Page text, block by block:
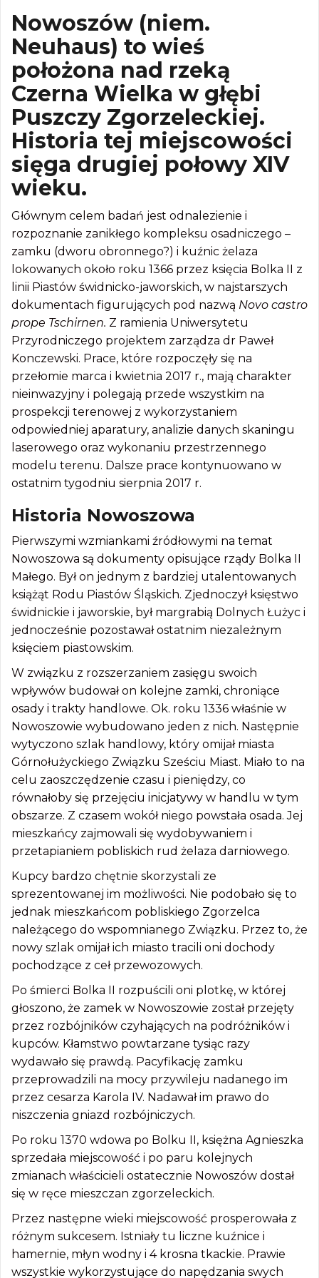
Nowoszów (niem.
Neuhaus) to wieś
położona nad rzeką
Czerna Wielka w głębi
Puszczy Zgorzeleckiej.
Historia tej miejscowości
sięga drugiej połowy XIV
wieku.
Głównym celem badań jest odnalezienie i
rozpoznanie zanikłego kompleksu osadniczego –
zamku (dworu obronnego?) i kuźnic żelaza
lokowanych około roku 1366 przez księcia Bolka II z
linii Piastów świdnicko-jaworskich, w najstarszych
dokumentach figurujących pod nazwą Novo castro
prope Tschirnen. Z ramienia Uniwersytetu
Przyrodniczego projektem zarządza dr Paweł
Konczewski. Prace, które rozpoczęły się na
przełomie marca i kwietnia 2017 r., mają charakter
nieinwazyjny i polegają przede wszystkim na
prospekcji terenowej z wykorzystaniem
odpowiedniej aparatury, analizie danych skaningu
laserowego oraz wykonaniu przestrzennego
modelu terenu. Dalsze prace kontynuowano w
ostatnim tygodniu sierpnia 2017 r.
Historia Nowoszowa
Pierwszymi wzmiankami źródłowymi na temat
Nowoszowa są dokumenty opisujące rządy Bolka II
Małego. Był on jednym z bardziej utalentowanych
książąt Rodu Piastów Śląskich. Zjednoczył księstwo
świdnickie i jaworskie, był margrabią Dolnych Łużyc i
jednocześnie pozostawał ostatnim niezależnym
księciem piastowskim.
W związku z rozszerzaniem zasięgu swoich
wpływów budował on kolejne zamki, chroniące
osady i trakty handlowe. Ok. roku 1336 właśnie w
Nowoszowie wybudowano jeden z nich. Następnie
wytyczono szlak handlowy, który omijał miasta
Górnołużyckiego Związku Sześciu Miast. Miało to na
celu zaoszczędzenie czasu i pieniędzy, co
równałoby się przejęciu inicjatywy w handlu w tym
obszarze. Z czasem wokół niego powstała osada. Jej
mieszkańcy zajmowali się wydobywaniem i
przetapianiem pobliskich rud żelaza darniowego.
Kupcy bardzo chętnie skorzystali ze
sprezentowanej im możliwości. Nie podobało się to
jednak mieszkańcom pobliskiego Zgorzelca
należącego do wspomnianego Związku. Przez to, że
nowy szlak omijał ich miasto tracili oni dochody
pochodzące z ceł przewozowych.
Po śmierci Bolka II rozpuścili oni plotkę, w której
głoszono, że zamek w Nowoszowie został przejęty
przez rozbójników czyhających na podróżników i
kupców. Kłamstwo powtarzane tysiąc razy
wydawało się prawdą. Pacyfikację zamku
przeprowadzili na mocy przywileju nadanego im
przez cesarza Karola IV. Nadawał im prawo do
niszczenia gniazd rozbójniczych.
Po roku 1370 wdowa po Bolku II, księżna Agnieszka
sprzedała miejscowość i po paru kolejnych
zmianach właścicieli ostatecznie Nowoszów dostał
się w ręce mieszczan zgorzeleckich.
Przez następne wieki miejscowość prosperowała z
różnym sukcesem. Istniały tu liczne kuźnice i
hamernie, młyn wodny i 4 krosna tkackie. Prawie
wszystkie wykorzystujące do napędzania swych